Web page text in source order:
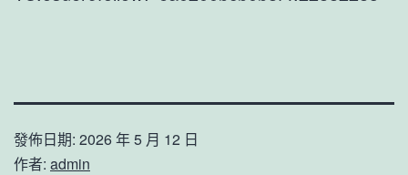
發佈日期: 2026 年 5 月 12 日
作者: admin